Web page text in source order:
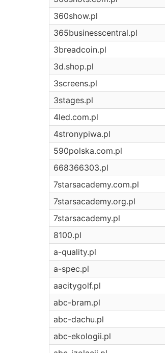
360show.pl
365businesscentral.pl
3breadcoin.pl
3d.shop.pl
3screens.pl
3stages.pl
4led.com.pl
4stronypiwa.pl
590polska.com.pl
668366303.pl
7starsacademy.com.pl
7starsacademy.org.pl
7starsacademy.pl
8100.pl
a-quality.pl
a-spec.pl
aacitygolf.pl
abc-bram.pl
abc-dachu.pl
abc-ekologii.pl